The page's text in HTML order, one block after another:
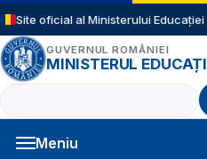
Sari la conținutul principal
Site oficial al Ministerului
GUVERNUL ROMÂNIEI
MINISTERUL
Caută
Meniu